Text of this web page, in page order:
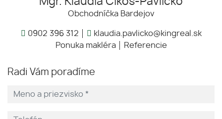
Obchodníčka Bardejov
0902 396 312
klaudia.pavlicko@kingreal.sk
Ponuka makléra
Referencie
Radi Vám poradíme